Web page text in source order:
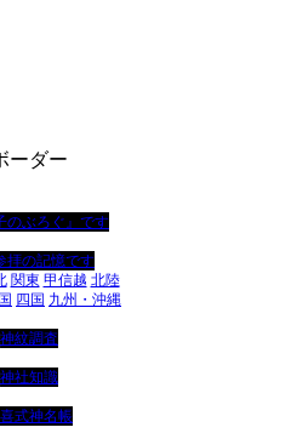
関東 甲信越 北陸
四国 九州・沖縄